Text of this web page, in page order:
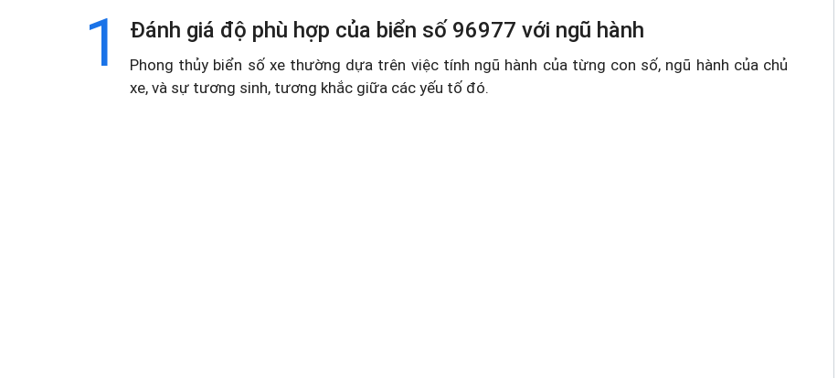
1 Đánh giá độ phù hợp của biển số 96977 với ngũ hành
Phong thủy biển số xe thường dựa trên việc tính ngũ hành của từng con số, ngũ hành của chủ
xe, và sự tương sinh, tương khắc giữa các yếu tố đó.